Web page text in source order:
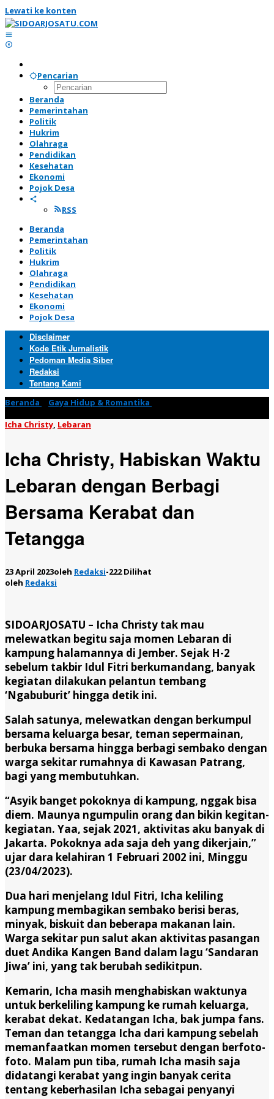
Lewati ke konten
Pencarian
Beranda
Pemerintahan
Politik
Hukrim
Olahraga
Pendidikan
Kesehatan
Ekonomi
Pojok Desa
RSS
Beranda
Pemerintahan
Politik
Hukrim
Olahraga
Pendidikan
Kesehatan
Ekonomi
Pojok Desa
Disclaimer
Kode Etik Jurnalistik
Pedoman Media Siber
Redaksi
Tentang Kami
Beranda Gaya Hidup & Romantika
Icha Christy, Lebaran
Icha Christy, Habiskan Waktu
Lebaran dengan Berbagi
Bersama Kerabat dan
Tetangga
23 April 2023oleh Redaksi-222 Dilihat
oleh Redaksi
SIDOARJOSATU – Icha Christy tak mau
melewatkan begitu saja momen Lebaran di
kampung halamannya di Jember. Sejak H-2
sebelum takbir Idul Fitri berkumandang, banyak
kegiatan dilakukan pelantun tembang
‘Ngabuburit’ hingga detik ini.
Salah satunya, melewatkan dengan berkumpul
bersama keluarga besar, teman sepermainan,
berbuka bersama hingga berbagi sembako dengan
warga sekitar rumahnya di Kawasan Patrang,
bagi yang membutuhkan.
“Asyik banget pokoknya di kampung, nggak bisa
diem. Maunya ngumpulin orang dan bikin kegitan-
kegiatan. Yaa, sejak 2021, aktivitas aku banyak di
Jakarta. Pokoknya ada saja deh yang dikerjain,”
ujar dara kelahiran 1 Februari 2002 ini, Minggu
(23/04/2023).
Dua hari menjelang Idul Fitri, Icha keliling
kampung membagikan sembako berisi beras,
minyak, biskuit dan beberapa makanan lain.
Warga sekitar pun salut akan aktivitas pasangan
duet Andika Kangen Band dalam lagu ‘Sandaran
Jiwa’ ini, yang tak berubah sedikitpun.
Kemarin, Icha masih menghabiskan waktunya
untuk berkeliling kampung ke rumah keluarga,
kerabat dekat. Kedatangan Icha, bak jumpa fans.
Teman dan tetangga Icha dari kampung sebelah
memanfaatkan momen tersebut dengan berfoto-
foto. Malam pun tiba, rumah Icha masih saja
didatangi kerabat yang ingin banyak cerita
tentang keberhasilan Icha sebagai penyanyi